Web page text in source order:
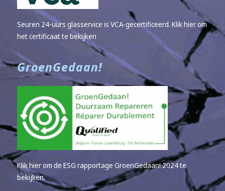
Seuren 24-uurs glasservice is VCA-gecertificeerd. Klik hier om
het certificaat te bekijken
GroenGedaan!
Klik hier om de ESG rapportage GroenGedaan! 2024 te
bekijken.